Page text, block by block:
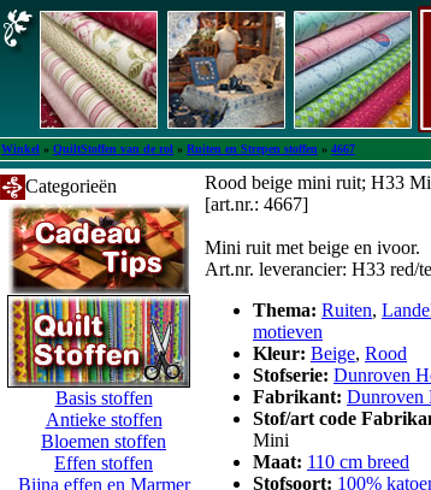
Winkel » QuiltStoffen van de rol » Ruiten en Strepen stoffen » 4667
Categorieën
Basis stoffen
Antieke stoffen
Bloemen stoffen
Effen stoffen
Bijna effen en Marmer
Rood beige mini ruit; H33
[art.nr.: 4667]
Mini ruit met beige en ivoor.
Art.nr. leverancier: H33 red/
Thema: Ruiten,
motieven
Kleur: Beige, Rood
Stofserie: Dunroven
Fabrikant: Dunroven
Stof/art code
Mini
Maat: 110 cm breed
Stofsoort: 100%